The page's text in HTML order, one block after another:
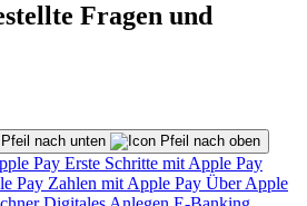
Fragen und
Pay Erste Schritte mit Apple Pay
Pay Zahlen mit Apple Pay Über Apple